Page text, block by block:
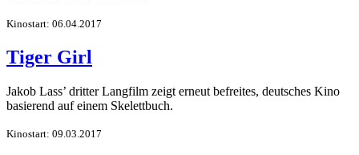
Kinostart: 06.04.2017
Tiger Girl
Jakob Lass’ dritter Langfilm zeigt erneut befreites, deutsches Kino
basierend auf einem Skelettbuch.
Kinostart: 09.03.2017